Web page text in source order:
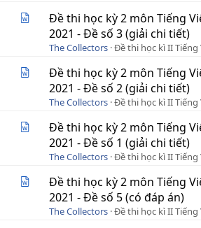
Đề thi học kỳ 2 môn Tiếng
2021 - Đề số 3 (giải chi tiết)
The Collectors Đề thi học kì II Tiếng
Đề thi học kỳ 2 môn Tiếng
2021 - Đề số 2 (giải chi tiết)
The Collectors Đề thi học kì II Tiếng
Đề thi học kỳ 2 môn Tiếng
2021 - Đề số 1 (giải chi tiết)
The Collectors Đề thi học kì II Tiếng
Đề thi học kỳ 2 môn Tiếng
2021 - Đề số 5 (có đáp án)
The Collectors Đề thi học kì II Tiếng